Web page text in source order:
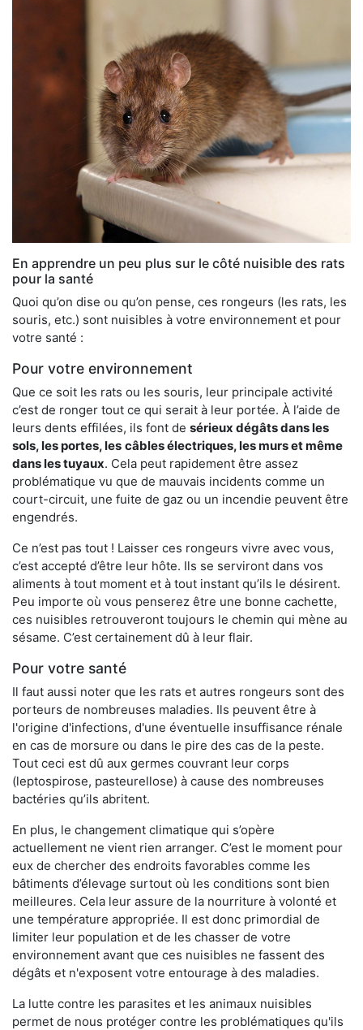
En apprendre un peu plus sur le côté nuisible des rats
pour la santé
Quoi qu’on dise ou qu’on pense, ces rongeurs (les rats, les
souris, etc.) sont nuisibles à votre environnement et pour
votre santé :
Pour votre environnement
Que ce soit les rats ou les souris, leur principale activité
c’est de ronger tout ce qui serait à leur portée. À l’aide de
leurs dents effilées, ils font de sérieux dégâts dans les
sols, les portes, les câbles électriques, les murs et même
dans les tuyaux. Cela peut rapidement être assez
problématique vu que de mauvais incidents comme un
court-circuit, une fuite de gaz ou un incendie peuvent être
engendrés.
Ce n’est pas tout ! Laisser ces rongeurs vivre avec vous,
c’est accepté d’être leur hôte. Ils se serviront dans vos
aliments à tout moment et à tout instant qu’ils le désirent.
Peu importe où vous penserez être une bonne cachette,
ces nuisibles retrouveront toujours le chemin qui mène au
sésame. C’est certainement dû à leur flair.
Pour votre santé
Il faut aussi noter que les rats et autres rongeurs sont des
porteurs de nombreuses maladies. Ils peuvent être à
l'origine d'infections, d'une éventuelle insuffisance rénale
en cas de morsure ou dans le pire des cas de la peste.
Tout ceci est dû aux germes couvrant leur corps
(leptospirose, pasteurellose) à cause des nombreuses
bactéries qu’ils abritent.
En plus, le changement climatique qui s’opère
actuellement ne vient rien arranger. C’est le moment pour
eux de chercher des endroits favorables comme les
bâtiments d’élevage surtout où les conditions sont bien
meilleures. Cela leur assure de la nourriture à volonté et
une température appropriée. Il est donc primordial de
limiter leur population et de les chasser de votre
environnement avant que ces nuisibles ne fassent des
dégâts et n'exposent votre entourage à des maladies.
La lutte contre les parasites et les animaux nuisibles
permet de nous protéger contre les problématiques qu'ils